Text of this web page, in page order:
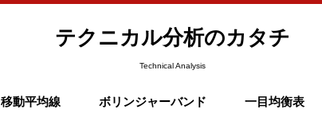
テクニカル分析のカタチ
Technical Analysis
移動平均線 ボリンジャーバンド 一目均衡表